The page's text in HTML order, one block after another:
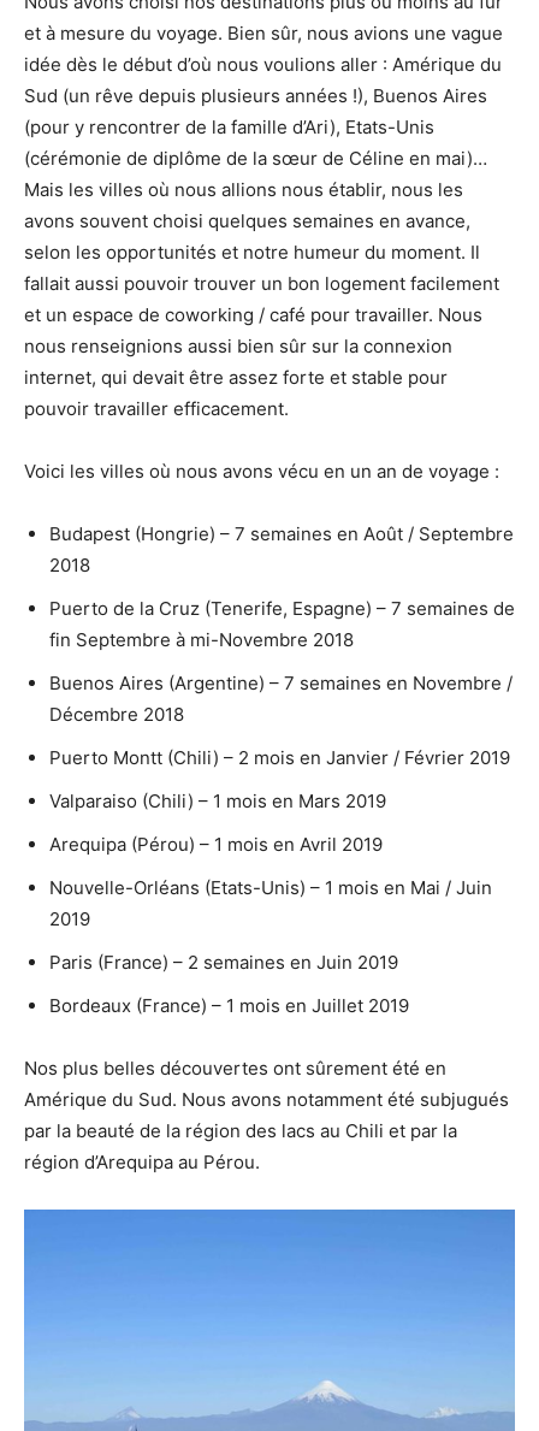
et à mesure du voyage. Bien sûr, nous avions une vague
idée dès le début d’où nous voulions aller : Amérique du
Sud (un rêve depuis plusieurs années !), Buenos Aires
(pour y rencontrer de la famille d’Ari), Etats-Unis
(cérémonie de diplôme de la sœur de Céline en mai)…
Mais les villes où nous allions nous établir, nous les
avons souvent choisi quelques semaines en avance,
selon les opportunités et notre humeur du moment. Il
fallait aussi pouvoir trouver un bon logement facilement
et un espace de coworking / café pour travailler. Nous
nous renseignions aussi bien sûr sur la connexion
internet, qui devait être assez forte et stable pour
pouvoir travailler efficacement.
Voici les villes où nous avons vécu en un an de voyage :
Budapest (Hongrie) – 7 semaines en Août / Septembre
2018
Puerto de la Cruz (Tenerife, Espagne) – 7 semaines de
fin Septembre à mi-Novembre 2018
Buenos Aires (Argentine) – 7 semaines en Novembre /
Décembre 2018
Puerto Montt (Chili) – 2 mois en Janvier / Février 2019
Valparaiso (Chili) – 1 mois en Mars 2019
Arequipa (Pérou) – 1 mois en Avril 2019
Nouvelle-Orléans (Etats-Unis) – 1 mois en Mai / Juin
2019
Paris (France) – 2 semaines en Juin 2019
Bordeaux (France) – 1 mois en Juillet 2019
Nos plus belles découvertes ont sûrement été en
Amérique du Sud. Nous avons notamment été subjugués
par la beauté de la région des lacs au Chili et par la
région d’Arequipa au Pérou.